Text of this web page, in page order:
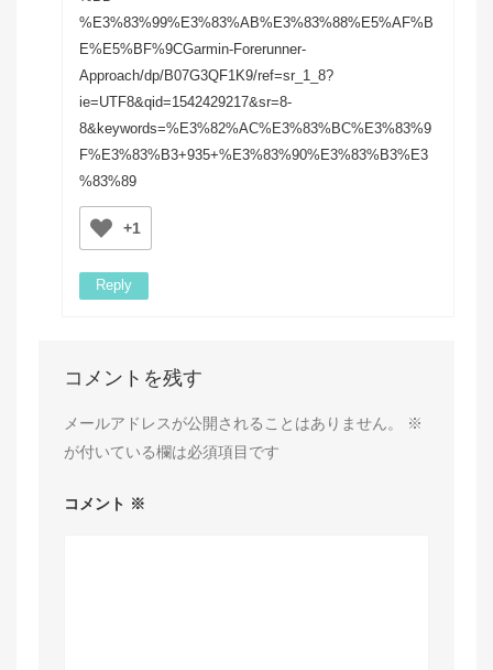
%E3%83%99%E3%83%AB%E3%83%88%E5%AF%B
E%E5%BF%9CGarmin-Forerunner-
Approach/dp/B07G3QF1K9/ref=sr_1_8?
ie=UTF8&qid=1542429217&sr=8-
8&keywords=%E3%82%AC%E3%83%BC%E3%83%9
F%E3%83%B3+935+%E3%83%90%E3%83%B3%E3
%83%89
+1
Reply
コメントを残す
メールアドレスが公開されることはありません。
※
が付いている欄は必須項目です
コメント ※